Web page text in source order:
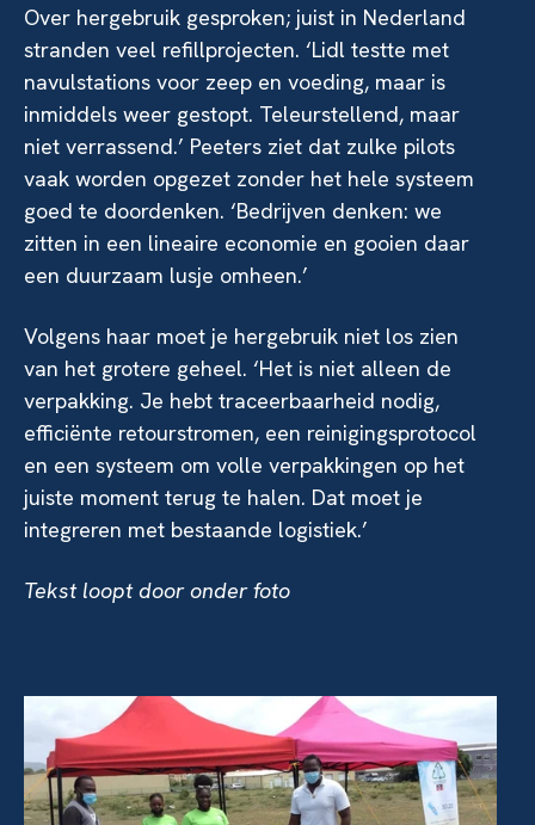
Over hergebruik gesproken; juist in Nederland
stranden veel refillprojecten. ‘Lidl testte met
navulstations voor zeep en voeding, maar is
inmiddels weer gestopt. Teleurstellend, maar
niet verrassend.’ Peeters ziet dat zulke pilots
vaak worden opgezet zonder het hele systeem
goed te doordenken. ‘Bedrijven denken: we
zitten in een lineaire economie en gooien daar
een duurzaam lusje omheen.’
Volgens haar moet je hergebruik niet los zien
van het grotere geheel. ‘Het is niet alleen de
verpakking. Je hebt traceerbaarheid nodig,
efficiënte retourstromen, een reinigingsprotocol
en een systeem om volle verpakkingen op het
juiste moment terug te halen. Dat moet je
integreren met bestaande logistiek.’
Tekst loopt door onder foto